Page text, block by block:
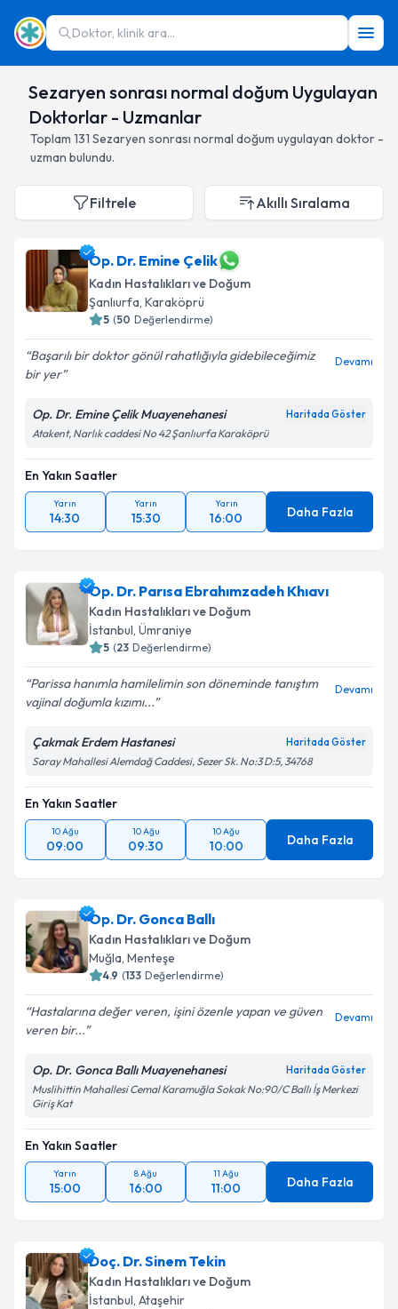
Doktor, klinik ara...
Sezaryen sonrası normal doğum Uygulayan
Doktorlar - Uzmanlar
Toplam 131 Sezaryen sonrası normal doğum uygulayan doktor -
uzman bulundu.
Filtrele Akıllı Sıralama
Op. Dr. Emine Çelik
Kadın Hastalıkları ve Doğum
Şanlıurfa, Karaköprü
5 (50 Değerlendirme)
Başarılı bir doktor gönül rahatlığıyla gidebileceğimiz
bir yer
Devamı
Op. Dr. Emine Çelik Muayenehanesi Haritada Göster
Atakent, Narlık caddesi No 42 Şanlıurfa Karaköprü
En Yakın Saatler
Yarın
14:30
Yarın
15:30
Yarın
16:00 Daha Fazla
Op. Dr. Parısa Ebrahımzadeh Khıavı
Kadın Hastalıkları ve Doğum
İstanbul, Ümraniye
5 (23 Değerlendirme)
Parissa hanımla hamilelimin son döneminde tanıştım
vajinal doğumla kızımı...
Devamı
Çakmak Erdem Hastanesi Haritada Göster
Saray Mahallesi Alemdağ Caddesi, Sezer Sk. No:3 D:5, 34768
En Yakın Saatler
10 Ağu
09:00
10 Ağu
09:30
10 Ağu
10:00 Daha Fazla
Op. Dr. Gonca Ballı
Kadın Hastalıkları ve Doğum
Muğla, Menteşe
4.9 (133 Değerlendirme)
Hastalarına değer veren, işini özenle yapan ve güven
veren bir...
Devamı
Op. Dr. Gonca Ballı Muayenehanesi Haritada Göster
Muslihittin Mahallesi Cemal Karamuğla Sokak No:90/C Ballı İş Merkezi
Giriş Kat
En Yakın Saatler
Yarın
15:00
8 Ağu
16:00
11 Ağu
11:00 Daha Fazla
Doç. Dr. Sinem Tekin
Kadın Hastalıkları ve Doğum
İstanbul, Ataşehir